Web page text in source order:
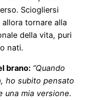
Sciogliersi
tornare alla
della vita, puri
nati.
brano: “Quando
ho subito pensato
una mia versione.